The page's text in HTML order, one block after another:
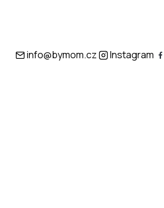
info@bymom.cz Instagram